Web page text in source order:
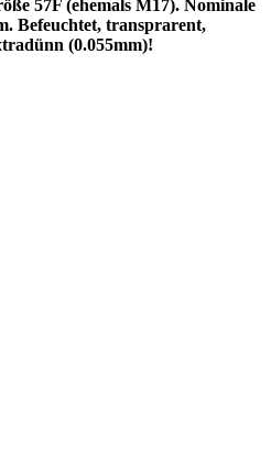
57F (ehemals M17). Nominale
Befeuchtet, transprarent,
(0.055mm)!